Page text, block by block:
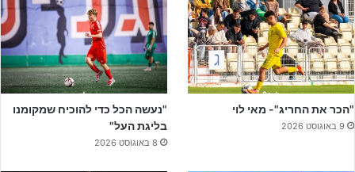
"הכר את החריג"- מאי לוי
9 באוגוסט 2026
"נעשה הכל כדי להוכיח שמקומנו
בליגת העל"
8 באוגוסט 2026